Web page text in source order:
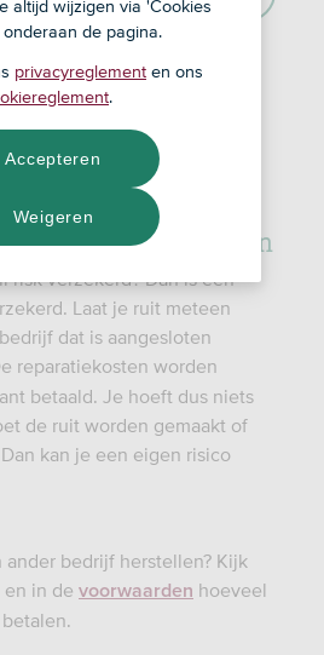
hebt verzekerd en welke
gelden. Bekijk
de ASN Autoverzekering
'm meteen repareren
risk verzekerd? Dan is een
Laat je ruit meteen
dat is aangesloten
reparatiekosten worden
betaald. Je hoeft dus niets
de ruit worden gemaakt of
kan je een eigen risico
ander bedrijf herstellen? Kijk
in de voorwaarden hoeveel
altijd wijzigen via 'Cookies
onderaan de pagina.
privacyreglement en ons
.
Weigeren
Accepteren